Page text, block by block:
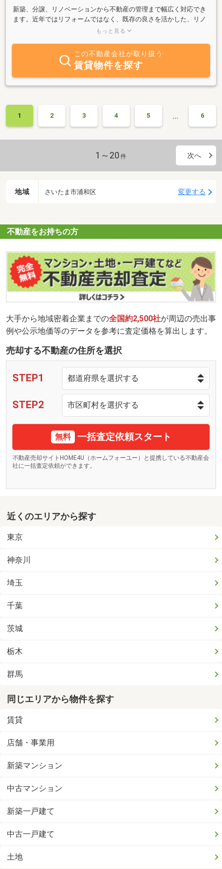
新築、分譲、リノベーションから不動産の管理まで幅広く対応でき
ます。近年ではリフォームではなく、既存の良さを活かした、リノ
ベーションの御提案に好評をいただいております。設計、コンセプ
す御提案をさせて頂いております。分譲計画でも土地から仕入れを
行い、機能、デザインに拘った独自の物件Sou-ieもご紹介しており
ます。御気軽にご相談ください。
もっと見る
この不動産会社が取り扱う
賃貸物件を探す
1 2 3 4 5 … 6
1～20 件 次へ
地域 さいたま市浦和区 変更する
不動産をお持ちの方
大手から地域密着企業までの全国約2,500社が周辺の売出事
例や公示地価等のデータを参考に査定価格を算出します。
売却する不動産の住所を選択
STEP1
STEP2
無料 一括査定依頼スタート
不動産売却サイトHOME4U（ホームフォーユー）と提携している不動産会
社に一括査定依頼ができます。
近くのエリアから探す
東京
神奈川
埼玉
千葉
茨城
栃木
群馬
同じエリアから物件を探す
賃貸
店舗・事業用
新築マンション
中古マンション
新築一戸建て
中古一戸建て
土地